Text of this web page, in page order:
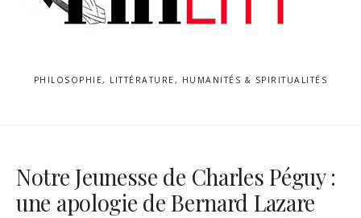
PHILOSOPHIE, LITTÉRATURE, HUMANITÉS & SPIRITUALITÉS
Notre Jeunesse de Charles Péguy :
une apologie de Bernard Lazare